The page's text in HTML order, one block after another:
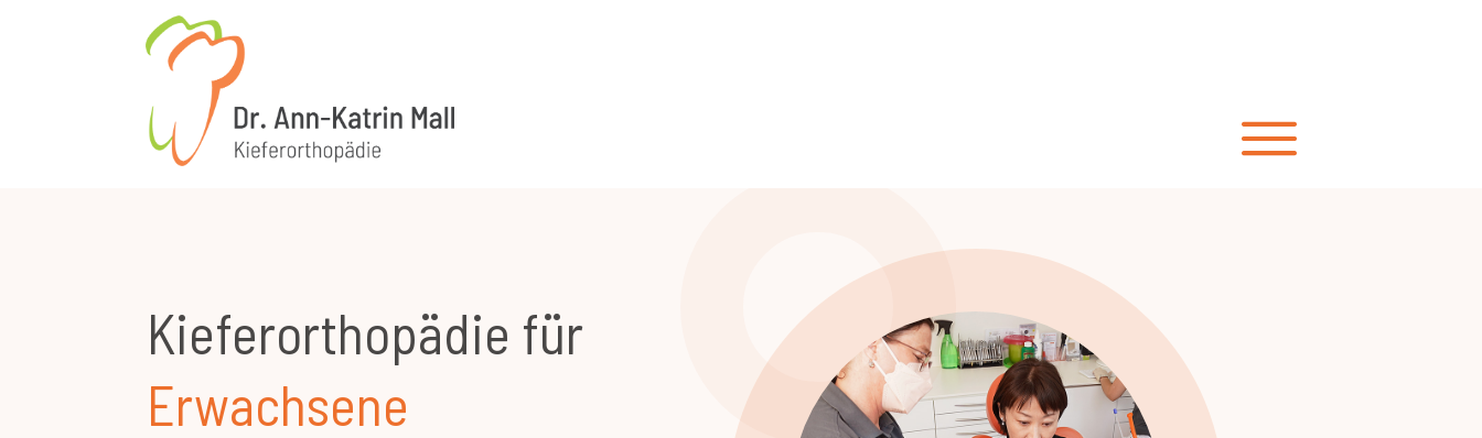
Kieferorthopädie für
Erwachsene